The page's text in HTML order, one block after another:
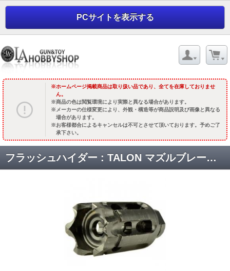
PCサイトを表示する
ホームページ掲載商品は取り扱い品であり、全てを在庫しておりませ
ん。
商品の色は閲覧環境により実際と異なる場合があります。
メーカーの仕様変更により、外観・構造等が商品説明及び画像と異なる
場合があります。
お客様都合によるキャンセルは不可とさせて頂いております。予めご了
承下さい。
フラッシュハイダー : TALON マズルブレーキ [KW-KU-097] [取寄]